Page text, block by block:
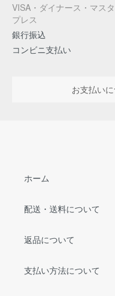
VISA・ダイナース・マス
プレス
銀行振込
コンビニ支払い
お支払い
ホーム
配送・送料について
返品について
支払い方法について